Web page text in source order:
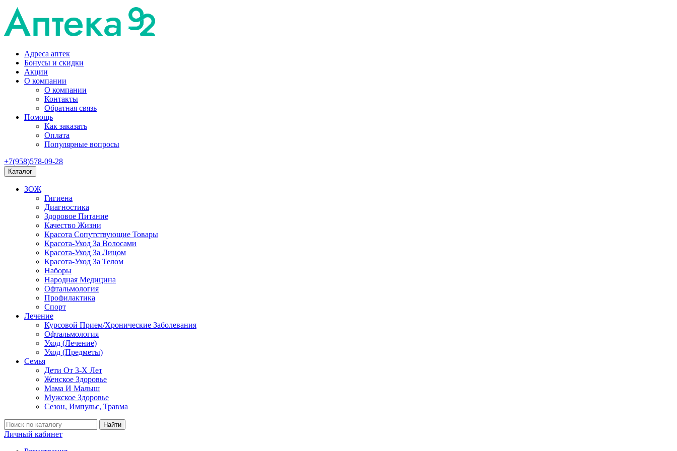
Адреса аптек
Бонусы и скидки
Акции
О компании
О компании
Контакты
Обратная связь
Помощь
Как заказать
Оплата
Популярные вопросы
+7(958)578-09-28
Каталог
ЗОЖ
Гигиена
Диагностика
Здоровое Питание
Качество Жизни
Красота Сопутствующие Товары
Красота-Уход За Волосами
Красота-Уход За Лицом
Красота-Уход За Телом
Наборы
Народная Медицина
Офтальмология
Профилактика
Спорт
Лечение
Курсовой Прием/Хронические Заболевания
Офтальмология
Уход (Лечение)
Уход (Предметы)
Семья
Дети От 3-Х Лет
Женское Здоровье
Мама И Малыш
Мужское Здоровье
Сезон, Импульс, Травма
Найти
Личный кабинет